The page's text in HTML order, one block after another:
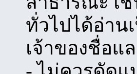
ทั่วไปได้อ่าน
เจ้าของชื่อแ